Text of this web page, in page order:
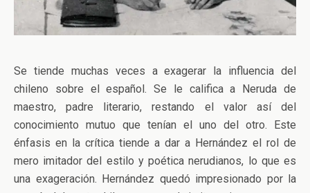
Se tiende muchas veces a exagerar la influencia del
chileno sobre el español. Se le califica a Neruda de
maestro, padre literario, restando el valor así del
conocimiento mutuo que tenían el uno del otro. Este
énfasis en la crítica tiende a dar a Hernández el rol de
mero imitador del estilo y poética nerudianos, lo que es
una exageración. Hernández quedó impresionado por la